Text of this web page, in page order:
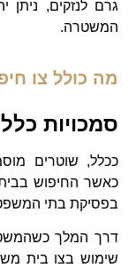
גרם לנזקים, ניתן
המשטרה.
מה כולל צו
סמכויות
ככלל, שוטרים
כאשר החיפוש
בפסיקת בתי
דרך המלך
שימוש בצו בית